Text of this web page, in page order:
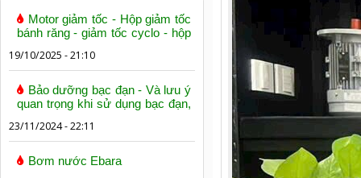
Motor giảm tốc - Hộp giảm tốc
bánh răng - giảm tốc cyclo - hộp
19/10/2025 - 21:10
Bảo dưỡng bạc đạn - Và lưu ý
quan trọng khi sử dụng bạc đạn,
23/11/2024 - 22:11
Bơm nước Ebara